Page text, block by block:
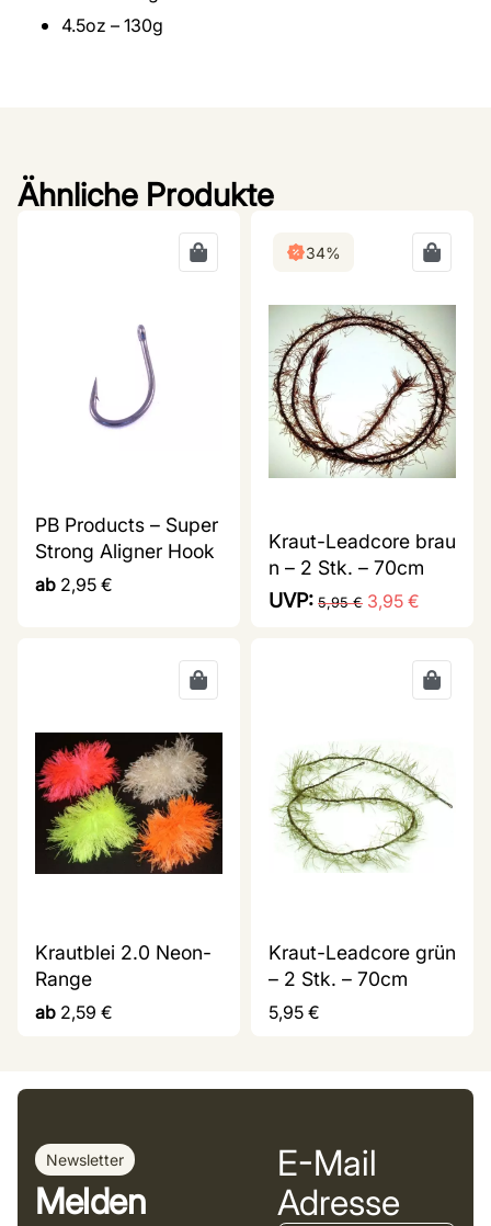
4.5oz – 130g
Ähnliche Produkte
PB Products – Super
Strong Aligner Hook
ab 2,95 €
34%
Kraut-Leadcore brau
n – 2 Stk. – 70cm
UVP: 5,95€ 3,95 €
Krautblei 2.0 Neon-
Range
ab 2,59 €
Kraut-Leadcore grün
– 2 Stk. – 70cm
5,95 €
Newsletter
Melden
E-Mail
Adresse